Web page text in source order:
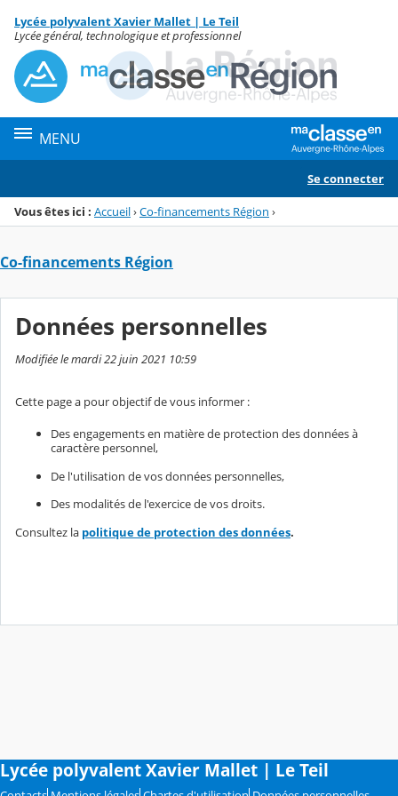
Menu de la rubrique
Contenu
Lycée polyvalent Xavier Mallet | Le Teil
Lycée général, technologique et professionnel
MENU
Se connecter
Vous êtes ici : Accueil›Co-financements Région ›
Co-financements Région
Données personnelles
Modifiée le mardi 22 juin 2021 10:59
Cette page a pour objectif de vous informer :
Des engagements en matière de protection des données à
caractère personnel,
De l'utilisation de vos données personnelles,
Des modalités de l'exercice de vos droits.
Consultez la politique de protection des données.
Lycée polyvalent Xavier Mallet | Le Teil